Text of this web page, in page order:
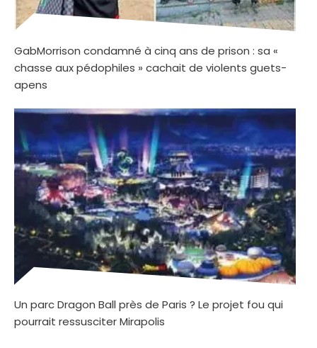
GabMorrison condamné à cinq ans de prison : sa «
chasse aux pédophiles » cachait de violents guets-
apens
Un parc Dragon Ball près de Paris ? Le projet fou qui
pourrait ressusciter Mirapolis